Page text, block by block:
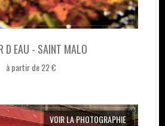
D EAU - SAINT MALO
à partir de 22 €
VOIR LA PHOTOGRAPHIE